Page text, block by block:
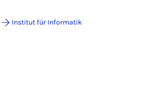
Institut für Informatik